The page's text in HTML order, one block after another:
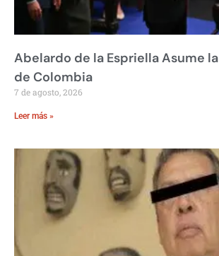
Abelardo de la Espriella Asume
de Colombia
7 de agosto, 2026
Leer más »